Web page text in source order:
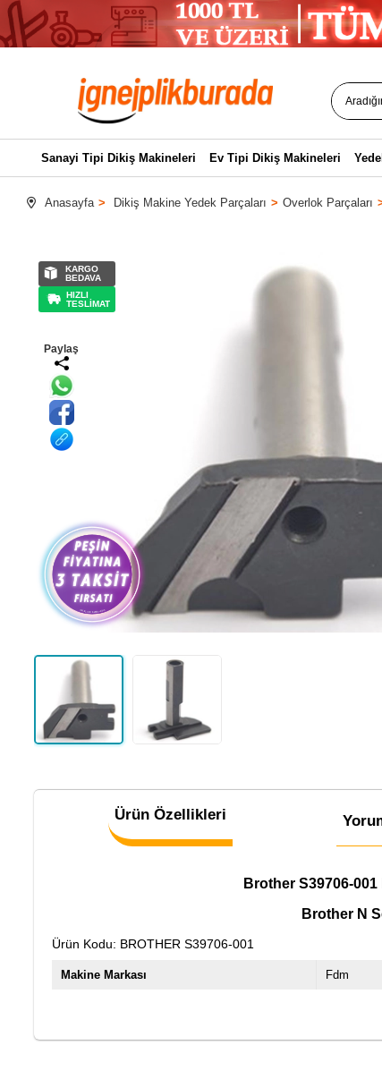
Sanayi Tipi Dikiş Makineleri Ev Tipi Dikiş Makineleri
Anasayfa Dikiş Makine Yedek Parçaları Overlok Parçaları
KARGO
BEDAVA
HIZLI
TESLİMAT
Paylaş
Ürün Özellikleri
Brother S39706-
Brother N
Ürün Kodu: BROTHER S39706-001
Makine Markası Fdm